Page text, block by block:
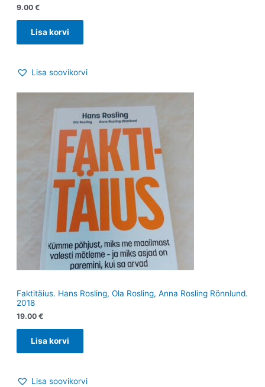
9.00 €
Lisa korvi
Lisa soovikorvi
Faktitäius. Hans Rosling, Ola Rosling, Anna Rosling Rönnlund.
2018
19.00 €
Lisa korvi
Lisa soovikorvi